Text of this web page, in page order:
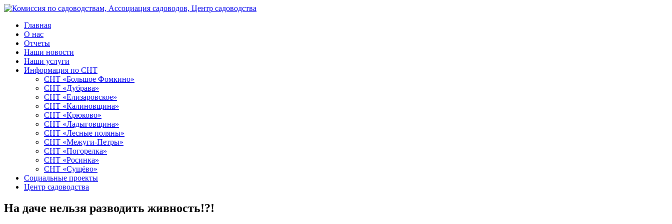
Главная
О нас
Отчеты
Наши новости
Наши услуги
Информация по СНТ
СНТ «Большое Фомкино»
СНТ «Дубрава»
СНТ «Елизаровское»
СНТ «Калиновщина»
СНТ «Крюково»
СНТ «Ладыговщина»
СНТ «Лесные поляны»
СНТ «Межуги-Петры»
СНТ «Погорелка»
СНТ «Росинка»
СНТ «Сущёво»
Социальные проекты
Центр садоводства
На даче нельзя разводить живность!?!